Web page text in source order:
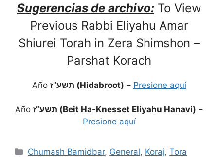
Sugerencias de archivo:To View
Previous Rabbi Eliyahu Amar
Shiurei Torah in Zera Shimshon –
Parshat Korach
Año תשע”ז (Hidabroot) – Presione aquí
Año תשע”ז (Beit Ha-Knesset Eliyahu Hanavi) –
Presione aquí
Chumash Bamidbar, General, Koraj,Tora